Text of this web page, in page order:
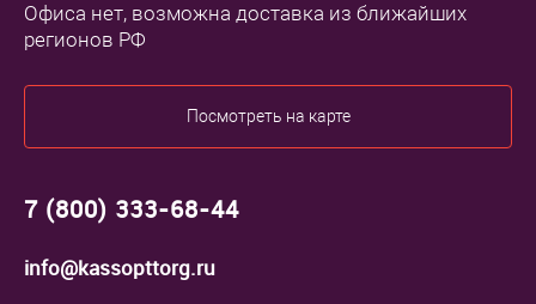
Офиса нет, возможна доставка из ближайших
регионов РФ
Посмотреть на карте
7 (800) 333-68-44
info@kassopttorg.ru